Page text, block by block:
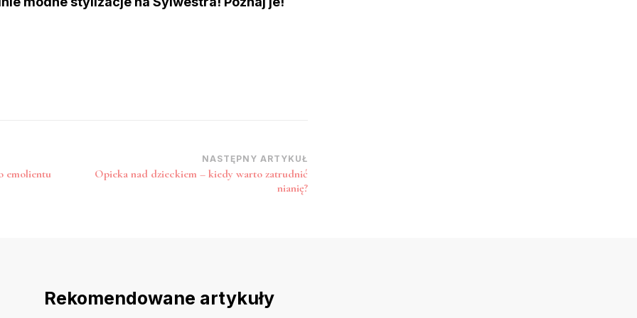
emolientu
NASTĘPNY ARTYKUŁ
Opieka nad dzieckiem – kiedy warto zatrudnić
nianię?
Rekomendowane artykuły